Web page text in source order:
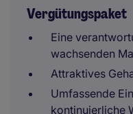
Vergütungspaket
Eine
wachsenden
Attraktives
Umfassende
kontinuierliche